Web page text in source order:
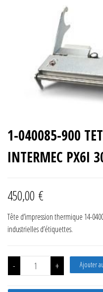
1-040085-900
INTERMEC PX6I
450,00 €
Tête d’impression thermique 14-
industrielles d’étiquettes.
- quantité de 1-040085-900
+ Ajouter